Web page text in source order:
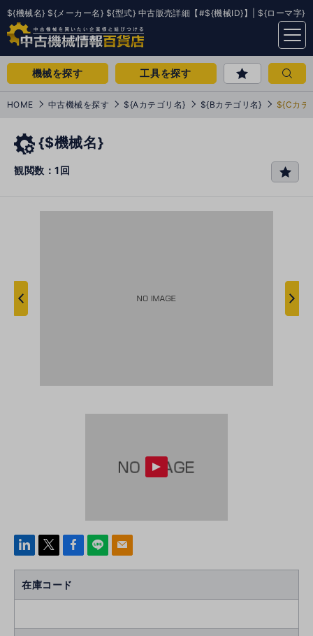
${機械名} ${メーカー名} ${型式} 中古販売詳細【#${機械ID}】| ${ローマ字}
menu
機械を探す 工具を探す
HOME 中古機械を探す ${Aカテゴリ名} ${Bカテゴリ名} ${Cカテ
{$機械名}
観閲数：1回
favo
linke
Face
k
line mail
在庫コード